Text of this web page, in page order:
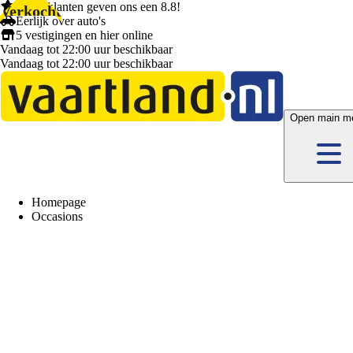
1.404 klanten geven ons een 8.8!
Eerlijk over auto's
5 vestigingen en hieronline
Vandaag tot 22:00 uur beschikbaar
Vandaag tot 22:00 uur beschikbaar
Open main
Homepage
Occasions
Verkocht